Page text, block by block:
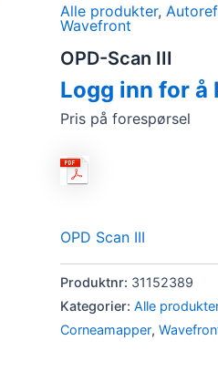
Alle produkter,
Wavefront
OPD-Scan III
Logg inn for å
Pris på forespørsel
OPD Scan III
Produktnr: 31152389
Kategorier: Alle
Corneamapper,